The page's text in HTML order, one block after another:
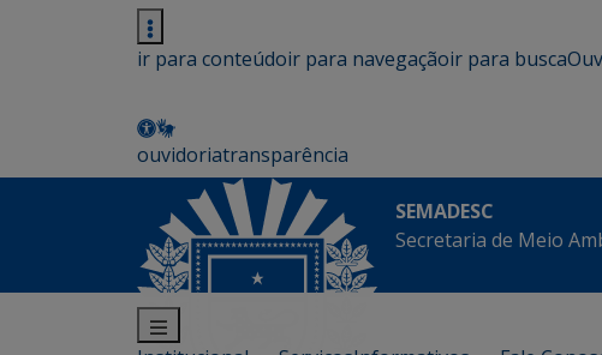
ir para conteúdoir para navegaçãoir para busca
ouvidoriatransparência
SEMADESC
Secretaria de Meio